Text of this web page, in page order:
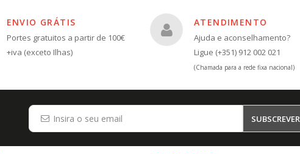
ENVIO GRÁTIS
Portes gratuitos a partir de 100€
+iva (exceto Ilhas)
ATENDIMENTO
Ajuda e aconselhamento?
Ligue (+351) 912 002 021
(Chamada para a rede fixa nacional)
SUBSCREVER